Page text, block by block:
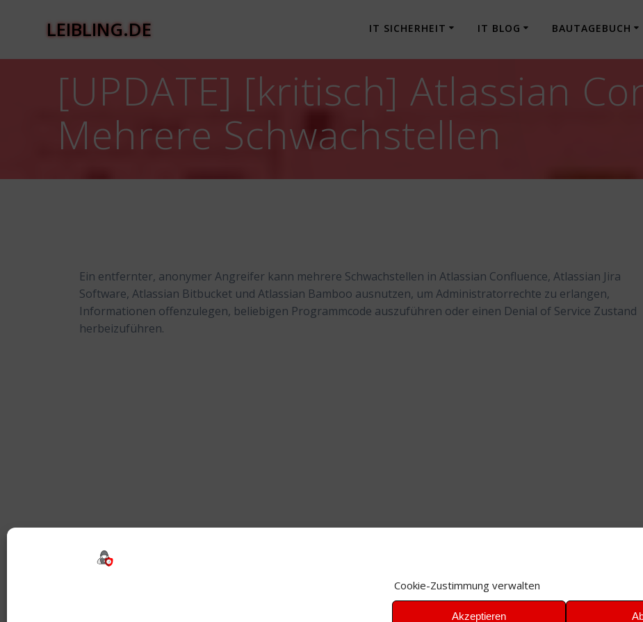
Cookie-Zustimmung verwalten
Akzeptieren
LEIBLING.DE IT SICHERHEIT IT BLOG BAUTAGEBUCH
[UPDATE] [kritisch] Atlassian
Mehrere Schwachstellen
Ein entfernter, anonymer Angreifer kann mehrere Schwachstellen in Atlassian Confluence, Atlassian Jira
Software, Atlassian Bitbucket und Atlassian Bamboo ausnutzen, um Administratorrechte zu erlangen,
Informationen offenzulegen, beliebigen Programmcode auszuführen oder einen Denial of Service Zustand
herbeizuführen.